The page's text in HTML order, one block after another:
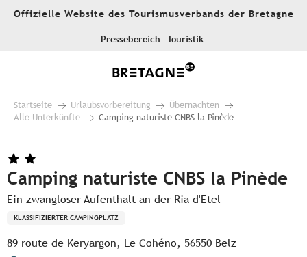
AllerOffizielle Website des Tourismusverbands der Bretagne
Pressebereich Touristik
Startseite Urlaubsvorbereitung
Übernachten
Alle Unterkünfte
Camping naturiste CNBS la Pinède
Camping naturiste CNBS la Pinède
Ein zwangloser Aufenthalt an der Ria d'Etel
KLASSIFIZIERTER CAMPINGPLATZ
89 route de Keryargon, Le Cohéno, 56550 Belz